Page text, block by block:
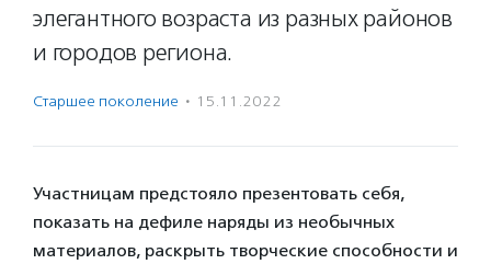
элегантного возраста из разных районов
и городов региона.
Старшее поколение · 15.11.2022
Участницам предстояло презентовать себя,
показать на дефиле наряды из необычных
материалов, раскрыть творческие способности и